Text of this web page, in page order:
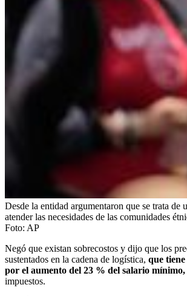
Desde la entidad argumentaron que se trata de
atender las necesidades de las comunidades
Foto: AP
Negó que existan sobrecostos y dijo que los
sustentados en la cadena de logística, que
por el aumento del 23 % del salario mínimo,
impuestos.